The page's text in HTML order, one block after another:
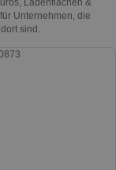
Ladenflächen &
Unternehmen, die
sind.